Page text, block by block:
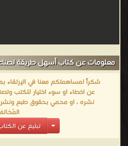
معلومات عن كتاب أسهل طريقة
شكراً لمساهمتكم معنا في الإرتقاء
عن اخطاء او سوء اختيار للكتب
نشره ، او محمي بحقوق طبع ونشر
تبليغ عن